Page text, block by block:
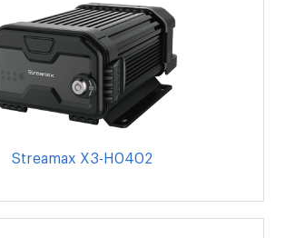
Streamax X3-H0402